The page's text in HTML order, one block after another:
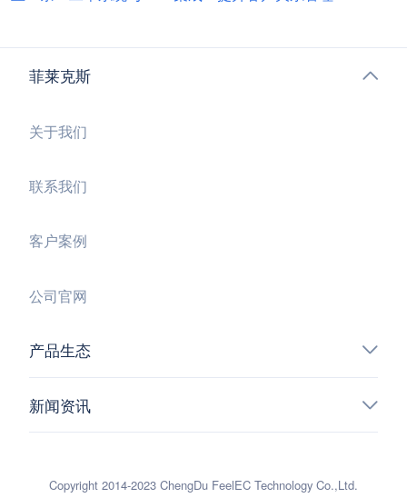
菲莱克斯
关于我们
联系我们
客户案例
公司官网
产品生态
新闻资讯
Copyright 2014-2023 ChengDu FeelEC Technology Co.,Ltd.